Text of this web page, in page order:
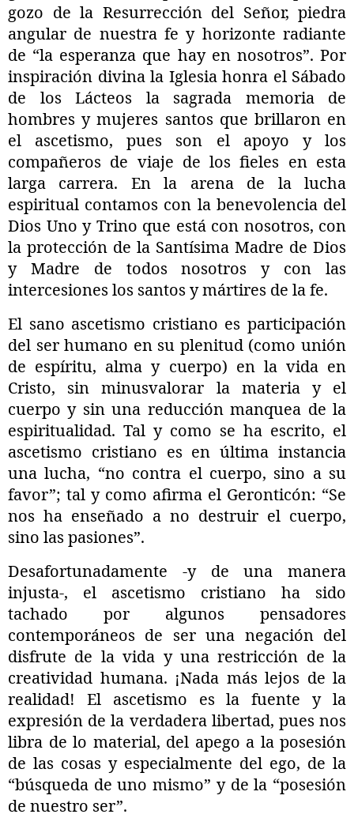
gozo de la Resurrección del Señor, piedra
angular de nuestra fe y horizonte radiante
de “la esperanza que hay en nosotros”. Por
inspiración divina la Iglesia honra el Sábado
de los Lácteos la sagrada memoria de
hombres y mujeres santos que brillaron en
el ascetismo, pues son el apoyo y los
compañeros de viaje de los fieles en esta
larga carrera. En la arena de la lucha
espiritual contamos con la benevolencia del
Dios Uno y Trino que está con nosotros, con
la protección de la Santísima Madre de Dios
y Madre de todos nosotros y con las
intercesiones los santos y mártires de la fe.
El sano ascetismo cristiano es participación
del ser humano en su plenitud (como unión
de espíritu, alma y cuerpo) en la vida en
Cristo, sin minusvalorar la materia y el
cuerpo y sin una reducción manquea de la
espiritualidad. Tal y como se ha escrito, el
ascetismo cristiano es en última instancia
una lucha, “no contra el cuerpo, sino a su
favor”; tal y como afirma el Geronticón: “Se
nos ha enseñado a no destruir el cuerpo,
sino las pasiones”.
Desafortunadamente -y de una manera
injusta-, el ascetismo cristiano ha sido
tachado por algunos pensadores
contemporáneos de ser una negación del
disfrute de la vida y una restricción de la
creatividad humana. ¡Nada más lejos de la
realidad! El ascetismo es la fuente y la
expresión de la verdadera libertad, pues nos
libra de lo material, del apego a la posesión
de las cosas y especialmente del ego, de la
“búsqueda de uno mismo” y de la “posesión
de nuestro ser”.